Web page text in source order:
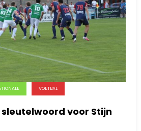
VOETBAL
sleutelwoord voor Stijn